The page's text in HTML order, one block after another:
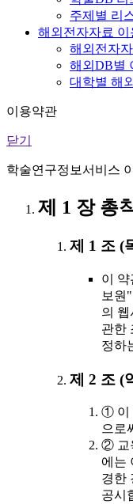
주제별 리
해외전자자료 이
해외전자
해외DB별
대학별 해
이용약관
닫기
학술연구정보서비스
제 1 장 총
제 1 조 (
이
보원
의
관한
정하
제 2 조 (
① 이
으로
② 교
에는
경한
공시